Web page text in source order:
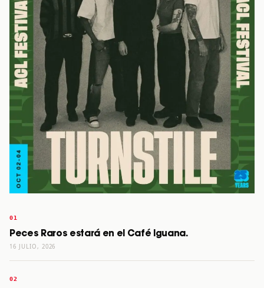
Peces Raros estará en el Café Iguana.
16 JULIO, 2026